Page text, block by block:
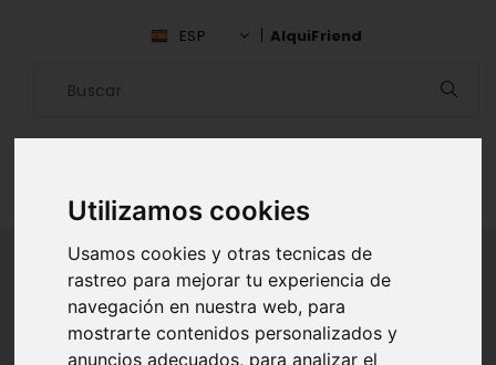
Utilizamos cookies
Usamos cookies y otras tecnicas de
rastreo para mejorar tu experiencia de
navegación en nuestra web, para
mostrarte contenidos personalizados y
anuncios adecuados, para analizar el
ESP AlquiFriend
ALQUILAR AMIGO
Inicio Amigos
Granada